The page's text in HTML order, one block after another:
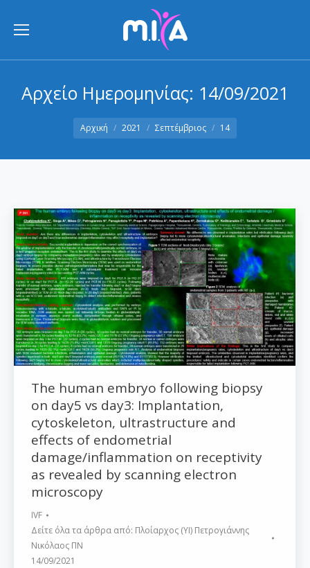
Αρχείο Ημερομηνίας: 14/09/2021
Αρχική 2021 Σεπτέμβριος 14
The human embryo following biopsy
on day5 vs day3: Implantation,
cytoskeleton, ultrastructure and
effects of endometrial
damage/inflammation on receptivity
as revealed by scanning electron
microscopy
IVF
Δείτε όλα τα άρθρα από: Πλοίαρχος (ΥΙ) Πετρογιάννης
Νικόλαος ΠΝ
14/09/2021